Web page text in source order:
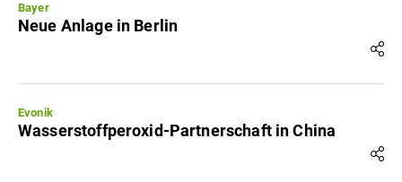
Bayer
Neue Anlage in Berlin
Evonik
Wasserstoffperoxid-Partnerschaft in China